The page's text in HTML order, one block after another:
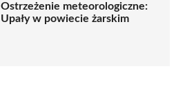
Ostrzeżenie meteorologiczne:
Upały w powiecie żarskim